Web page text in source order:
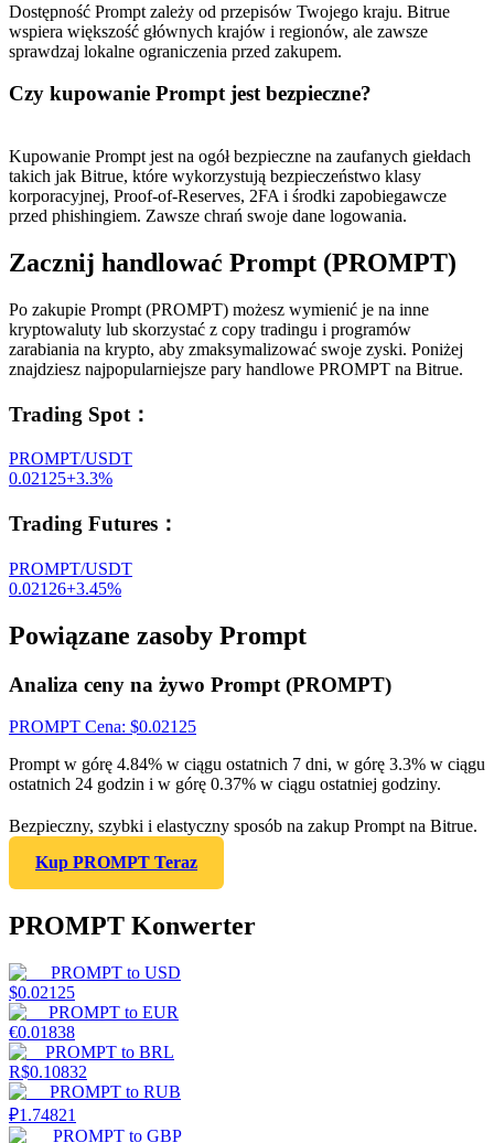
Dostępność Prompt zależy od przepisów Twojego kraju. Bitrue
wspiera większość głównych krajów i regionów, ale zawsze
sprawdzaj lokalne ograniczenia przed zakupem.
Czy kupowanie Prompt jest bezpieczne?
Kupowanie Prompt jest na ogół bezpieczne na zaufanych giełdach
takich jak Bitrue, które wykorzystują bezpieczeństwo klasy
korporacyjnej, Proof-of-Reserves, 2FA i środki zapobiegawcze
przed phishingiem. Zawsze chrań swoje dane logowania.
Zacznij handlować Prompt (PROMPT)
Po zakupie Prompt (PROMPT) możesz wymienić je na inne
kryptowaluty lub skorzystać z copy tradingu i programów
zarabiania na krypto, aby zmaksymalizować swoje zyski. Poniżej
znajdziesz najpopularniejsze pary handlowe PROMPT na Bitrue.
Trading Spot ：
PROMPT/USDT
0.02125+3.3%
Trading Futures ：
PROMPT/USDT
0.02126+3.45%
Powiązane zasoby Prompt
Analiza ceny na żywo Prompt (PROMPT)
PROMPT Cena: $0.02125
Prompt w górę 4.84% w ciągu ostatnich 7 dni, w górę 3.3% w ciągu
ostatnich 24 godzin i w górę 0.37% w ciągu ostatniej godziny.
Bezpieczny, szybki i elastyczny sposób na zakup Prompt na Bitrue.
Kup PROMPT Teraz
PROMPT Konwerter
PROMPT to USD
$0.02125
PROMPT to EUR
€0.01838
PROMPT to BRL
R$0.10832
PROMPT to RUB
₽1.74821
PROMPT to GBP